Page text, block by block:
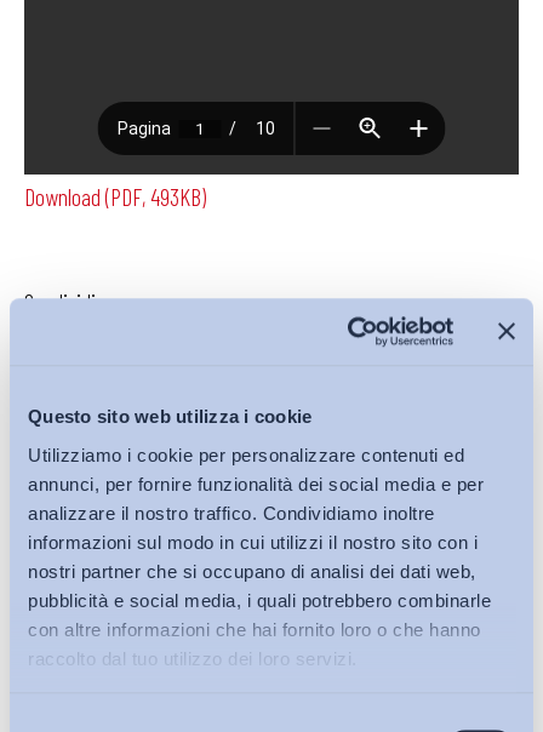
Questo sito web utilizza i cookie
Utilizziamo i cookie per personalizzare contenuti ed
annunci, per fornire funzionalità dei social media e per
analizzare il nostro traffico. Condividiamo inoltre
informazioni sul modo in cui utilizzi il nostro sito con i
nostri partner che si occupano di analisi dei dati web,
pubblicità e social media, i quali potrebbero combinarle
con altre informazioni che hai fornito loro o che hanno
raccolto dal tuo utilizzo dei loro servizi.
Download (PDF, 493KB)
Condividi su:
Iscriviti alla Newsletter